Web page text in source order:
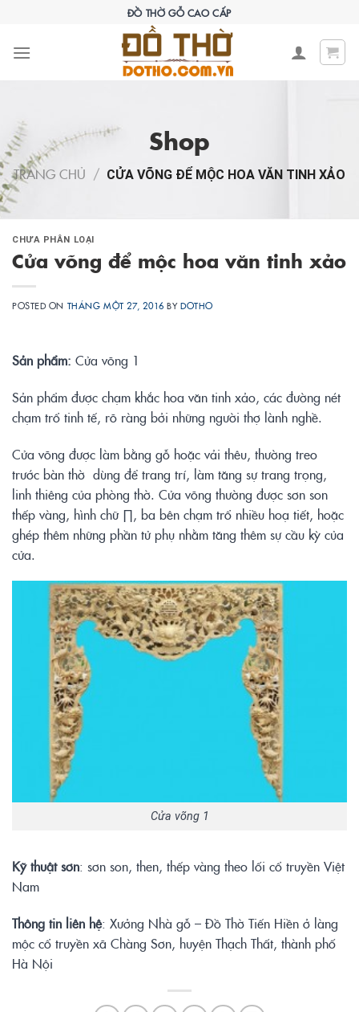
content
ĐỒ THỜ GỖ CAO CẤP
Shop
TRANG CHỦ / CỬA VÕNG ĐỂ MỘC HOA VĂN TINH XẢO
CHƯA PHÂN LOẠI
Cửa võng để mộc hoa văn tinh xảo
POSTED ON THÁNG MỘT 27, 2016 BYDOTHO
Sản phẩm: Cửa võng 1
Sản phẩm được chạm khắc hoa văn tinh xảo, các đường nét
chạm trổ tinh tế, rõ ràng bởi những người thợ lành nghề.
Cửa võng được làm bằng gỗ hoặc vải thêu, thường treo
trước bàn thờ dùng để trang trí, làm tăng sự trang trọng,
linh thiêng của phòng thờ. Cửa võng thường được sơn son
thếp vàng, hình chữ ∏, ba bên chạm trổ nhiều hoạ tiết, hoặc
ghép thêm những phần tử phụ nhằm tăng thêm sự cầu kỳ của
cửa.
Cửa võng 1
Kỹ thuật sơn: sơn son, then, thếp vàng theo lối cổ truyền Việt
Nam
Thông tin liên hệ: Xưởng Nhà gỗ – Đồ Thờ Tiến Hiền ở làng
mộc cổ truyền xã Chàng Sơn, huyện Thạch Thất, thành phố
Hà Nội